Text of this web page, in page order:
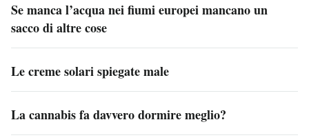
Se manca l’acqua nei fiumi europei mancano un
sacco di altre cose
Le creme solari spiegate male
La cannabis fa davvero dormire meglio?